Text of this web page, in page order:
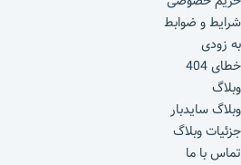
شرایط و ضوابط
به زودی
خطای 404
وبلاگ
وبلاگ سایدبار
جزئیات وبلاگ
تماس با ما